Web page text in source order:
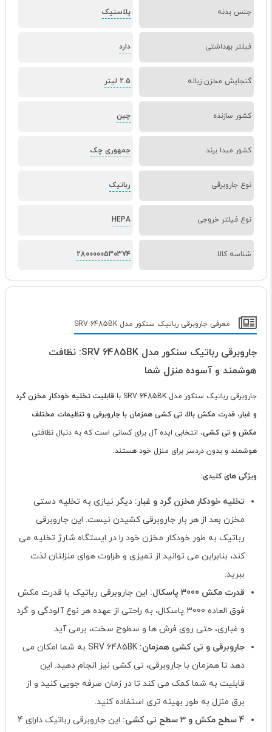
جنس بدنه پلاستیک
فیلتر بهداشتی دارد
گنجایش مخزن زباله 2.5 لیتر
کشور سازنده چین
کشور مبدا برند جمهوری چک
نوع جاروبرقی رباتیک
نوع فیلتر خروجی HEPA
شناسه کالا 2800000530374
معرفی جاروبرقی رباتیک سنکور مدل SRV 6485BK
جاروبرقی رباتیک سنکور مدل SRV 6485BK: نظافت
هوشمند و آسوده منزل شما
جاروبرقی رباتیک سنکور مدل SRV 6485BK با
قابلیت تخلیه خودکار مخزن گرد
و غبار، قدرت مکش بالا، تی کشی همزمان با جاروبرقی و تنظیمات مختلف
مکش و تی کشی، انتخابی ایده آل برای کسانی است که به دنبال نظافتی
هوشمند و بدون دردسر برای منزل خود هستند.
ویژگی های کلیدی:
تخلیه خودکار مخزن گرد و غبار: دیگر نیازی به تخلیه دستی
مخزن بعد از هر بار جاروبرقی کشیدن نیست. این جاروبرقی
رباتیک به طور خودکار مخزن خود را در ایستگاه شارژ تخلیه می
کند، بنابراین می توانید از تمیزی و طراوت هوای منزلتان لذت
ببرید.
قدرت مکش 3000 پاسکال:
این جاروبرقی رباتیک با قدرت مکش
فوق العاده 3000 پاسکال، به راحتی از عهده هر نوع آلودگی و گرد
و غباری، حتی روی فرش ها و سطوح سخت، برمی آید.
جاروبرقی و تی کشی همزمان:
SRV 6485BK به شما امکان می
دهد تا همزمان با جاروبرقی، تی کشی نیز انجام دهید. این
قابلیت به شما کمک می کند تا در زمان صرفه جویی کنید و از
برق منزل به طور بهینه تری استفاده کنید.
4 سطح مکش و 3 سطح تی کشی:
این جاروبرقی رباتیک دارای 4